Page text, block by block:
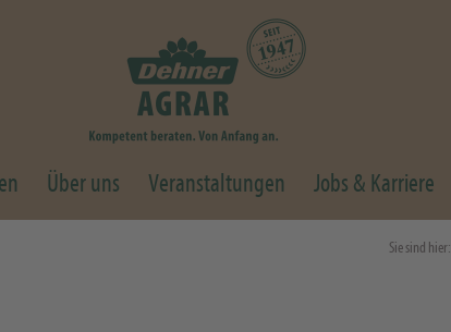
Über uns Veranstaltungen Jobs & Karriere
Sie sind hier: